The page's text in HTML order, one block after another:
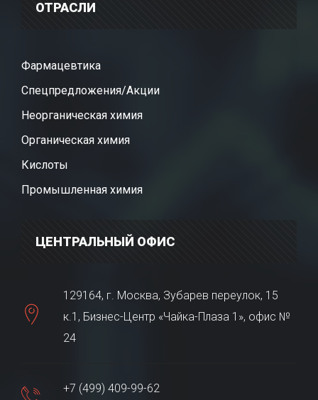
ОТРАСЛИ
Фармацевтика
Спецпредложения/Акции
Неорганическая химия
Органическая химия
Кислоты
Промышленная химия
ЦЕНТРАЛЬНЫЙ ОФИС
129164, г. Москва, Зубарев переулок, 15
к.1, Бизнес-Центр «Чайка-Плаза 1», офис №
24
+7 (499) 409-99-62